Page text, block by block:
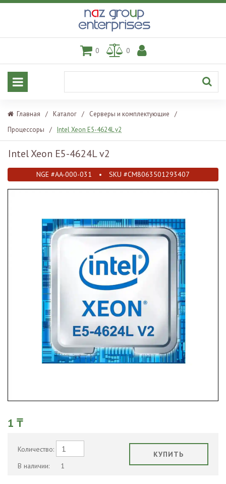
0 0
Главная / Каталог / Серверы и комплектующие
/
Процессоры
/ Intel Xeon E5-4624L v2
Intel Xeon E5-4624L v2
NGE #AA-000-031 • SKU #CM8063501293407
1 ₸
Количество:
В наличии:
1
КУПИТЬ